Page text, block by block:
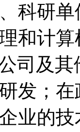
科研
和计
司及
发；
业的